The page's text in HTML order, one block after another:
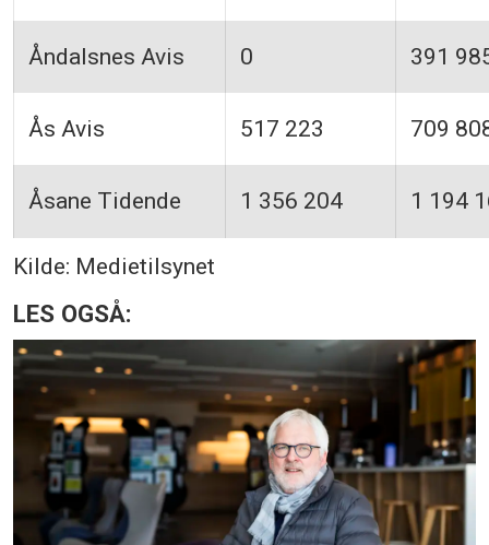
Åndalsnes Avis 0 391
Ås Avis 517 223 709
Åsane Tidende 1 356 204 1 194
Kilde: Medietilsynet
LES OGSÅ: